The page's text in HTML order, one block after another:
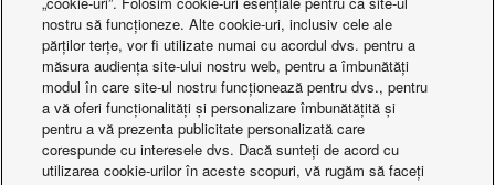
(interior/exterior)
Lungime conductă
pentru gaz
suplimentar
m 30
Cantitate de gaz
adițional
g/m
80
Interval de
temperatură de
°C +5
Cascadă Aquarea pentru clădirea Porsche
nostru să funcționeze. Alte cookie-uri, inclusiv cele ale
părților terțe, vor fi utilizate numai cu acordul dvs. pentru a
măsura audiența site-ului nostru web, pentru a îmbunătăți
modul în care site-ul nostru funcționează pentru dvs., pentru
a vă oferi funcționalități și personalizare îmbunătățită și
pentru a vă prezenta publicitate personalizată care
corespunde cu interesele dvs. Dacă sunteți de acord cu
utilizarea cookie-urilor în aceste scopuri, vă rugăm să faceți